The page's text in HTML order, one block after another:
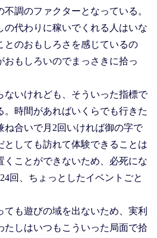
調のファクターとなっている。
代わりに稼いでくれる人はいな
とのおもしろさを感じているの
おもしろいのでまっさきに拾っ
いけれども、そういった指標で
。時間があればいくらでも行きた
ね合いで月2回いければ御の字で
としても訪れて体験できることは
くことができないため、必死にな
回、ちょっとしたイベントごと
も遊びの域を出ないため、実利
たしはいつもこういった局面で拾